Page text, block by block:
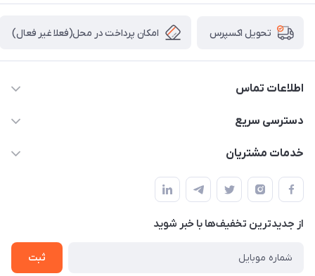
تحویل اکسپرس امکان پرداخت در محل(فعلا غیر فعال)
اطلاعات تماس
04432336021
دسترسی سریع
حساب کاربری
لیست محصولات
درباره ما
خدمات مشتریان
قوانین و مقررات
حریم خصوصی
راهنما
از جدید‌ترین تخفیف‌ها با‌ خبر شوید
ثبت